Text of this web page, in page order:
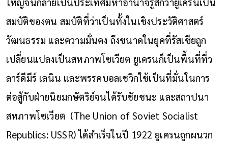
สมบัติของตน สมบัติที่ว่าเป็นทั้งในเชิงประวัติศาสตร์
วัฒนธรรม และความมั่นคง ถึงขนาดในยุคที่รัสเซียถูก
เปลี่ยนแปลงเป็นสหภาพโซเวียต ยูเครนก็เป็นพื้นที่ที่ว
ลาร์ดีมีร์ เลนิน และพรรคบอลเชวิกใช้เป็นที่มั่นในการ
ต่อสู้กับฝ่ายนิยมกษัตริย์จนได้รับชัยชนะ และสถาปนา
สหภาพโซเวียต (The Union of Soviet Socialist
Republics: USSR) ได้สำเร็จในปี 1922 ยูเครนถูกผนวก